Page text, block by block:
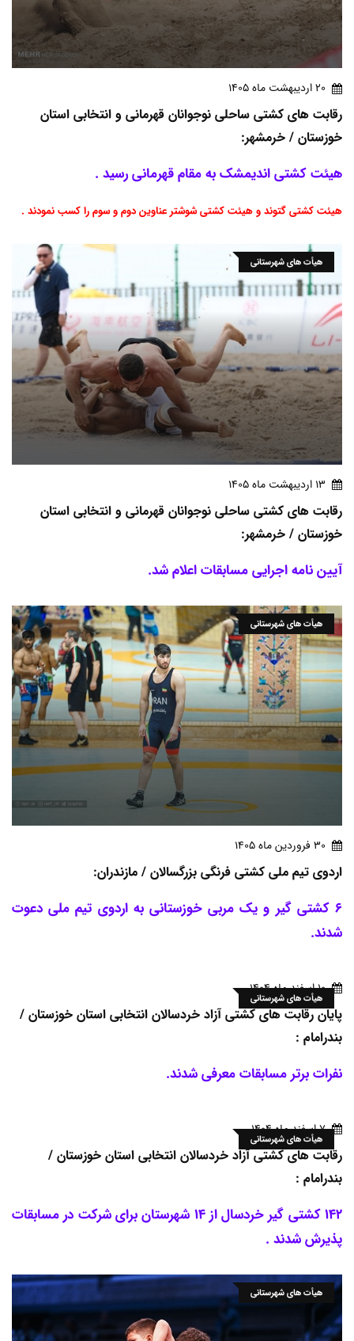
20 ارديبهشت ماه 1405
رقابت های کشتی ساحلی نوجوانان قهرمانی و انتخابی استان
خوزستان / خرمشهر:
هیئت کشتی اندیمشک به مقام قهرمانی رسید .
هیئت کشتی گتوند و هیئت کشتی شوشتر عناوین دوم و سوم را کسب نمودند .
هیأت های شهرستانی
13 ارديبهشت ماه 1405
رقابت های کشتی ساحلی نوجوانان قهرمانی و انتخابی استان
خوزستان / خرمشهر:
آیین نامه اجرایی مسابقات اعلام شد.
هیأت های شهرستانی
30 فروردين ماه 1405
اردوی تیم ملی کشتی فرنگی بزرگسالان / مازندران:
6 کشتی گیر و یک مربی خوزستانی به اردوی تیم ملی دعوت
شدند.
هیأت های شهرستانی
10 اسفند ماه 1404
پایان رقابت های کشتی آزاد خردسالان انتخابی استان خوزستان /
بندرامام :
نفرات برتر مسابقات معرفی شدند.
هیأت های شهرستانی
7 اسفند ماه 1404
رقابت های کشتی آزاد خردسالان انتخابی استان خوزستان /
بندرامام :
142 کشتی گیر خردسال از 14 شهرستان برای شرکت در مسابقات
پذیرش شدند .
هیأت های شهرستانی